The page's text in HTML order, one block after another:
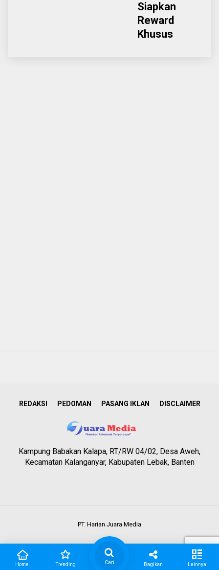
Siapkan
Reward
Khusus
REDAKSI PEDOMAN PASANG IKLAN DISCLAIMER
Kampung Babakan Kalapa, RT/RW 04/02, Desa Aweh,
Kecamatan Kalanganyar, Kabupaten Lebak, Banten
PT. Harian Juara Media
Home Trending Cari Bagikan Lainnya